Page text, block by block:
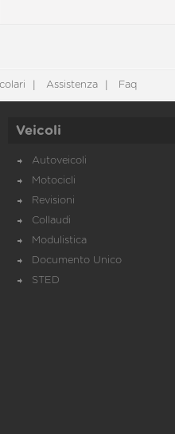
Assistenza Faq
Veicoli
Autoveicoli
Motocicli
Revisioni
Collaudi
Modulistica
Documento Unico
STED